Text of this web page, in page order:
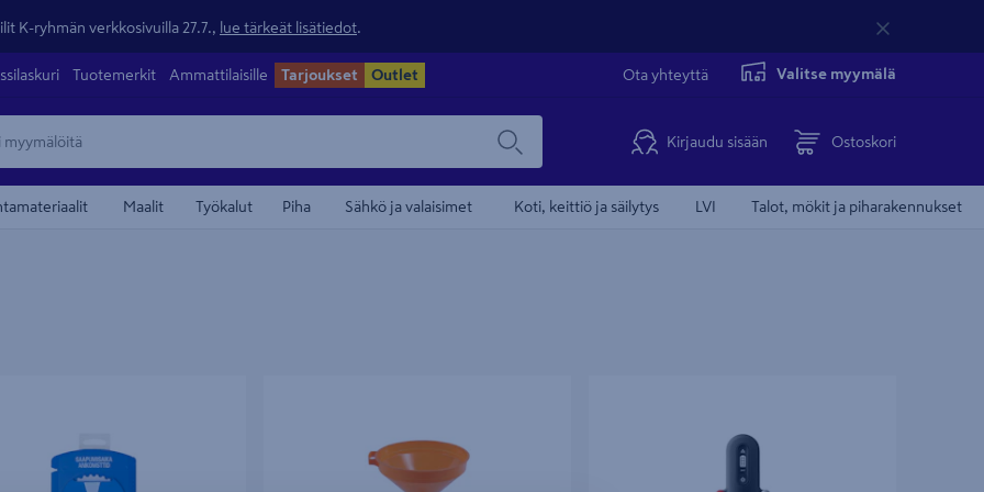
K-ryhmän verkkosivuilla 27.7., lue tärkeät lisätiedot
Tuotemerkit Ammattilaisille Tarjoukset Outlet Ota yhteyttä Valitse myymälä
Kirjaudu sisään Ostoskori
Maalit Työkalut Piha Sähkö ja valaisimet Koti, keittiö ja säilytys LVI Talot, mökit ja piharakennukset